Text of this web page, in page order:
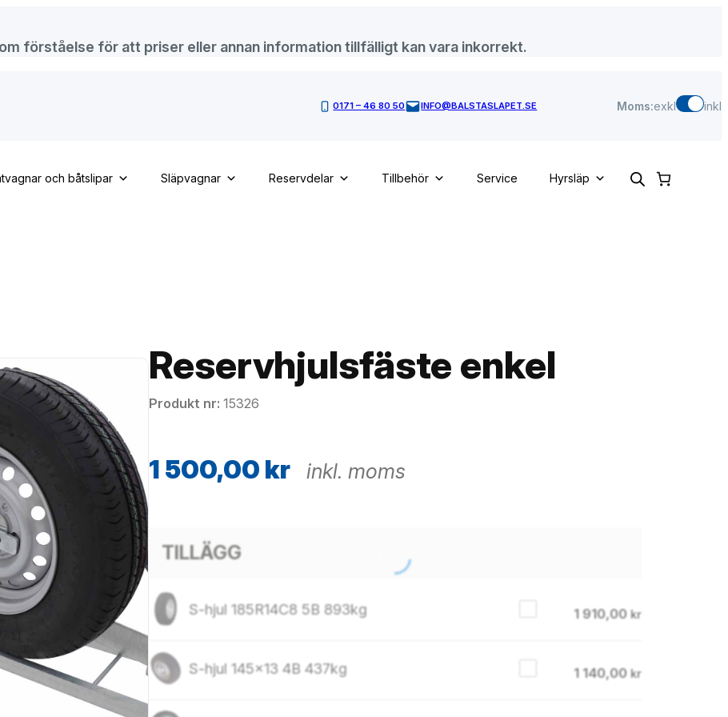
förståelse för att priser eller annan information tillfälligt kan vara inkorrekt.
0171 – 46 80 50 INFO@BALSTASLAPET.SE Moms:exkl inkl
och båtslipar Släpvagnar Reservdelar Tillbehör Service Hyrsläp
Reservhjulsfäste enkel
Produkt nr 15326
1 500,00 kr inkl. moms
TILLÄGG
S-hjul 185R14C8 5B 893kg 1 910,00 kr
S-hjul 145×13 4B 437kg 1 140,00 kr